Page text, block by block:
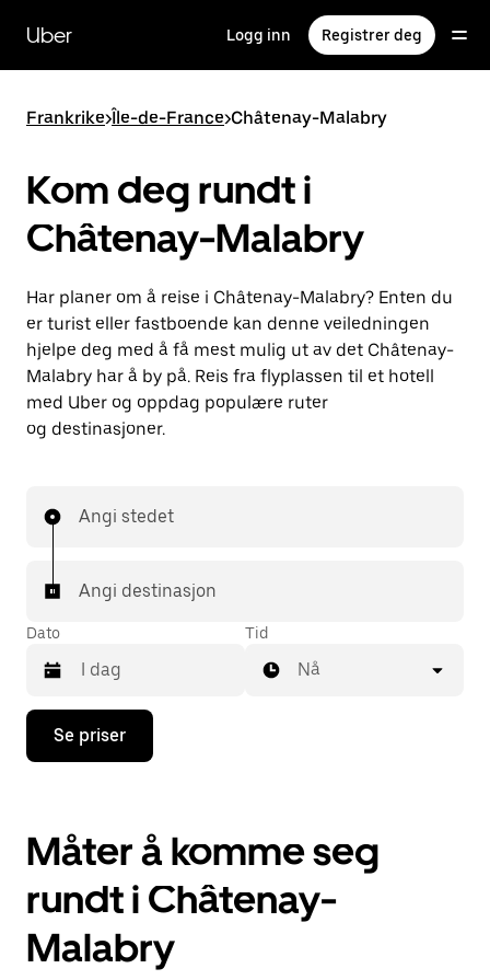
hovedinnholdet
Uber Logg inn Registrer deg
Frankrike>Île-de-France>Châtenay-Malabry
Kom deg rundt i
Châtenay-Malabry
Har planer om å reise i Châtenay-Malabry? Enten du
er turist eller fastboende kan denne veiledningen
hjelpe deg med å få mest mulig ut av det Châtenay-
Malabry har å by på. Reis fra flyplassen til et hotell
med Uber og oppdag populære ruter
og destinasjoner.
Angi stedet
Angi destinasjon
Dato
Trykk
piltast
åpne
kalenderen
velge
dato.
Trykk
Tid
Nå
Se priser
Måter å komme seg
rundt i Châtenay-
Malabry